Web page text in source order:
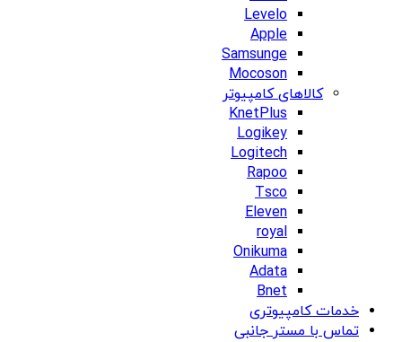
Levelo
Apple
Samsunge
Mocoson
کالاهای کامپیوتر
KnetPlus
Logikey
Logitech
Rapoo
Tsco
Eleven
royal
Onikuma
Adata
Bnet
خدمات کامپیوتری
تماس با مستر جانبی